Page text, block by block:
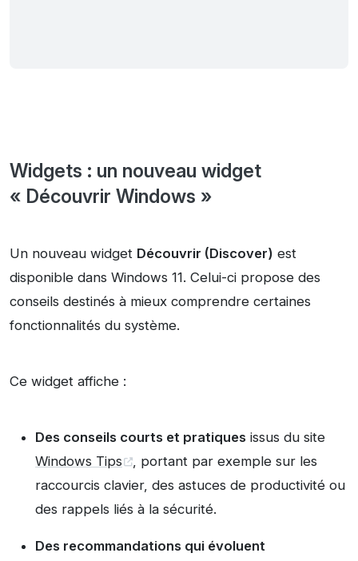
Widgets : un nouveau widget
« Découvrir Windows »
Un nouveau widget Découvrir (Discover) est
disponible dans Windows 11. Celui-ci propose des
conseils destinés à mieux comprendre certaines
fonctionnalités du système.
Ce widget affiche :
Des conseils courts et pratiques issus du site
Windows Tips
, portant par exemple sur les
raccourcis clavier, des astuces de productivité ou
des rappels liés à la sécurité.
Des recommandations qui évoluent